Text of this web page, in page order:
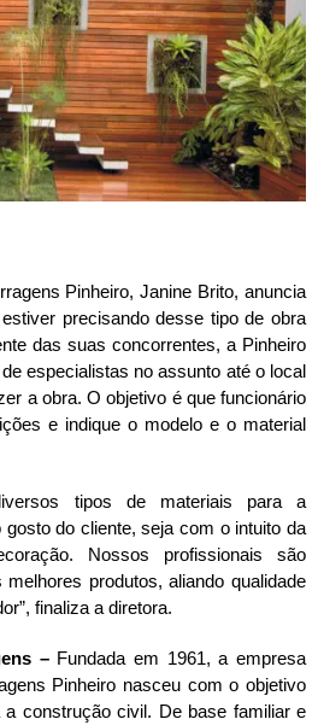
Pinheiro, Janine Brito, anuncia
precisando desse tipo de obra
das suas concorrentes, a Pinheiro
especialistas no assunto até o local
a obra. O objetivo é que funcionário
e indique o modelo e o material
tipos de materiais para a
do cliente, seja com o intuito da
Nossos profissionais são
produtos, aliando qualidade
finaliza a diretora.
–Fundada em 1961, a empresa
Pinheiro nasceu com o objetivo
construção civil. De base familiar e